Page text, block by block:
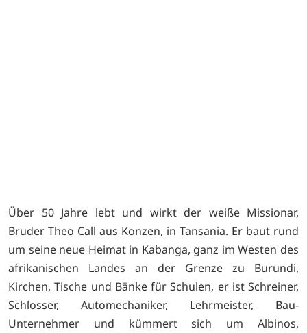
Über 50 Jahre lebt und wirkt der weiße Missionar,
Bruder Theo Call aus Konzen, in Tansania. Er baut rund
um seine neue Heimat in Kabanga, ganz im Westen des
afrikanischen Landes an der Grenze zu Burundi,
Kirchen, Tische und Bänke für Schulen, er ist Schreiner,
Schlosser, Automechaniker, Lehrmeister, Bau-
Unternehmer und kümmert sich um Albinos,